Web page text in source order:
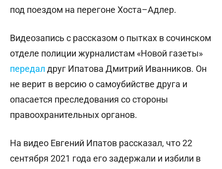
под поездом на перегоне Хоста–Адлер.
Видеозапись с рассказом о пытках в сочинском
отделе полиции журналистам «Новой газеты»
передал друг Ипатова Дмитрий Иванников. Он
не верит в версию о самоубийстве друга и
опасается преследования со стороны
правоохранительных органов.
На видео Евгений Ипатов рассказал, что 22
сентября 2021 года его задержали и избили в